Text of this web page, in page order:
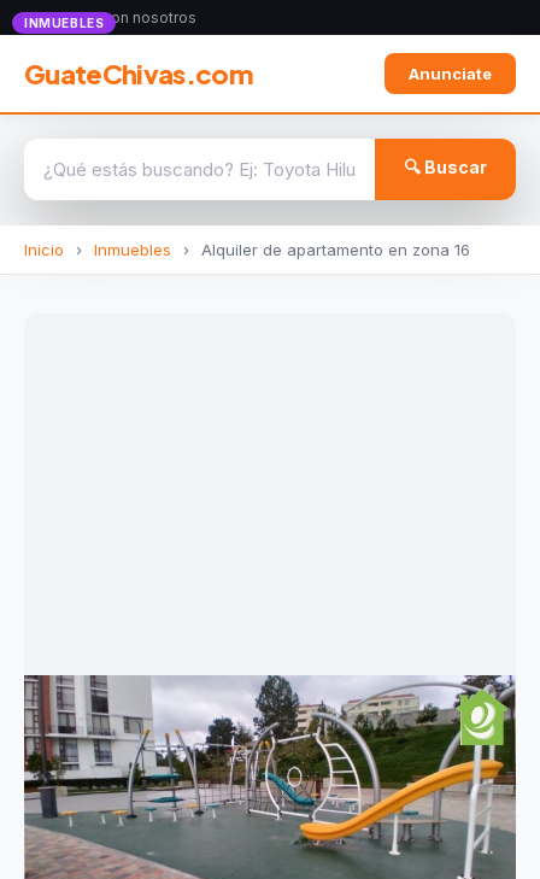
Anunciate con nosotros
GuateChivas.com Anunciate
🔍 Buscar
Inicio › Inmuebles › Alquiler de apartamento en zona 16
INMUEBLES